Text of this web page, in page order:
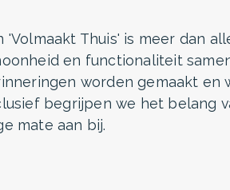
'Volmaakt Thuis' is meer dan
en functionaliteit
worden gemaakt en
begrijpen we het belang
mate aan bij.